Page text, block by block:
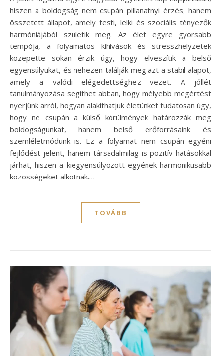
hiszen a boldogság nem csupán pillanatnyi érzés, hanem
összetett állapot, amely testi, lelki és szociális tényezők
harmóniájából születik meg. Az élet egyre gyorsabb
tempója, a folyamatos kihívások és stresszhelyzetek
közepette sokan érzik úgy, hogy elveszítik a belső
egyensúlyukat, és nehezen találják meg azt a stabil alapot,
amely a valódi elégedettséghez vezet. A jóllét
tanulmányozása segíthet abban, hogy mélyebb megértést
nyerjünk arról, hogyan alakíthatjuk életünket tudatosan úgy,
hogy ne csupán a külső körülmények határozzák meg
boldogságunkat, hanem belső erőforrásaink és
szemléletmódunk is. Ez a folyamat nem csupán egyéni
fejlődést jelent, hanem társadalmilag is pozitív hatásokkal
járhat, hiszen a kiegyensúlyozott egyének harmonikusabb
közösségeket alkotnak.…
TOVÁBB